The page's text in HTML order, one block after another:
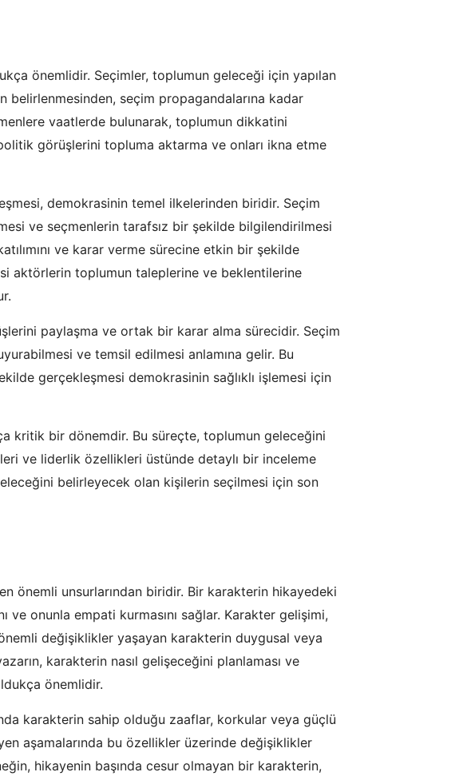
önemlidir. Seçimler, toplumun geleceği için yapılan
belirlenmesinden, seçim propagandalarına kadar
vaatlerde bulunarak, toplumun dikkatini
görüşlerini topluma aktarma ve onları ikna etme
demokrasinin temel ilkelerinden biridir. Seçim
ve seçmenlerin tarafsız bir şekilde bilgilendirilmesi
ve karar verme sürecine etkin bir şekilde
aktörlerin toplumun taleplerine ve beklentilerine
paylaşma ve ortak bir karar alma sürecidir. Seçim
ve temsil edilmesi anlamına gelir. Bu
gerçekleşmesi demokrasinin sağlıklı işlemesi için
kritik bir dönemdir. Bu süreçte, toplumun geleceğini
ve liderlik özellikleri üstünde detaylı bir inceleme
belirleyecek olan kişilerin seçilmesi için son
önemli unsurlarından biridir. Bir karakterin hikayedeki
ve onunla empati kurmasını sağlar. Karakter gelişimi,
değişiklikler yaşayan karakterin duygusal veya
karakterin nasıl gelişeceğini planlaması ve
önemlidir.
karakterin sahip olduğu zaaflar, korkular veya güçlü
aşamalarında bu özellikler üzerinde değişiklikler
hikayenin başında cesur olmayan bir karakterin,